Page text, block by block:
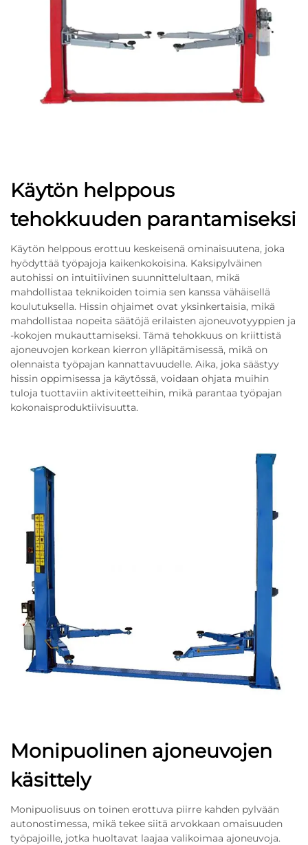
Käytön helppous
tehokkuuden parantamiseksi
Käytön helppous erottuu keskeisenä ominaisuutena, joka
hyödyttää työpajoja kaikenkokoisina. Kaksipylväinen
autohissi on intuitiivinen suunnittelultaan, mikä
mahdollistaa teknikoiden toimia sen kanssa vähäisellä
koulutuksella. Hissin ohjaimet ovat yksinkertaisia, mikä
mahdollistaa nopeita säätöjä erilaisten ajoneuvotyyppien ja
-kokojen mukauttamiseksi. Tämä tehokkuus on kriittistä
ajoneuvojen korkean kierron ylläpitämisessä, mikä on
olennaista työpajan kannattavuudelle. Aika, joka säästyy
hissin oppimisessa ja käytössä, voidaan ohjata muihin
tuloja tuottaviin aktiviteetteihin, mikä parantaa työpajan
kokonaisproduktiivisuutta.
Monipuolinen ajoneuvojen
käsittely
Monipuolisuus on toinen erottuva piirre kahden pylvään
autonostimessa, mikä tekee siitä arvokkaan omaisuuden
työpajoille, jotka huoltavat laajaa valikoimaa ajoneuvoja.